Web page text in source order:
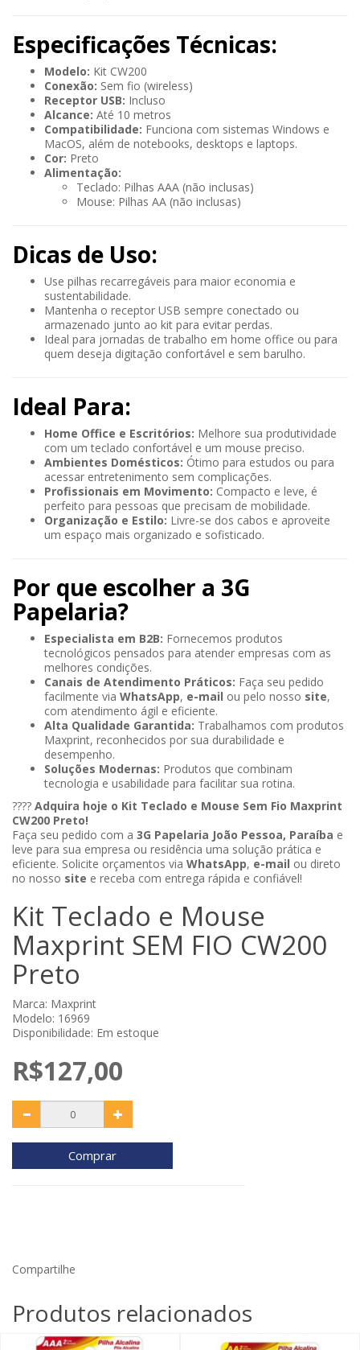
Especificações Técnicas:
Modelo: Kit CW200
Conexão: Sem fio (wireless)
Receptor USB: Incluso
Alcance: Até 10 metros
Compatibilidade: Funciona com sistemas Windows e
MacOS, além de notebooks, desktops e laptops.
Cor: Preto
Alimentação:
Teclado: Pilhas AAA (não inclusas)
Mouse: Pilhas AA (não inclusas)
Dicas de Uso:
Use pilhas recarregáveis para maior economia e
sustentabilidade.
Mantenha o receptor USB sempre conectado ou
armazenado junto ao kit para evitar perdas.
Ideal para jornadas de trabalho em home office ou para
quem deseja digitação confortável e sem barulho.
Ideal Para:
Home Office e Escritórios: Melhore sua produtividade
com um teclado confortável e um mouse preciso.
Ambientes Domésticos: Ótimo para estudos ou para
acessar entretenimento sem complicações.
Profissionais em Movimento: Compacto e leve, é
perfeito para pessoas que precisam de mobilidade.
Organização e Estilo: Livre-se dos cabos e aproveite
um espaço mais organizado e sofisticado.
Por que escolher a 3G
Papelaria?
Especialista em B2B: Fornecemos produtos
tecnológicos pensados para atender empresas com as
melhores condições.
Canais de Atendimento Práticos: Faça seu pedido
facilmente via WhatsApp, e-mail ou pelo nosso site,
com atendimento ágil e eficiente.
Alta Qualidade Garantida: Trabalhamos com produtos
Maxprint, reconhecidos por sua durabilidade e
desempenho.
Soluções Modernas: Produtos que combinam
tecnologia e usabilidade para facilitar sua rotina.
???? Adquira hoje o Kit Teclado e Mouse Sem Fio Maxprint
CW200 Preto!
Faça seu pedido com a 3G Papelaria João Pessoa, Paraíba e
leve para sua empresa ou residência uma solução prática e
eficiente. Solicite orçamentos via WhatsApp, e-mail ou direto
no nosso site e receba com entrega rápida e confiável!
Kit Teclado e Mouse
Maxprint SEM FIO CW200
Preto
Marca: Maxprint
Modelo: 16969
Disponibilidade: Em estoque
R$127,00
Comprar
Compartilhe
Produtos relacionados